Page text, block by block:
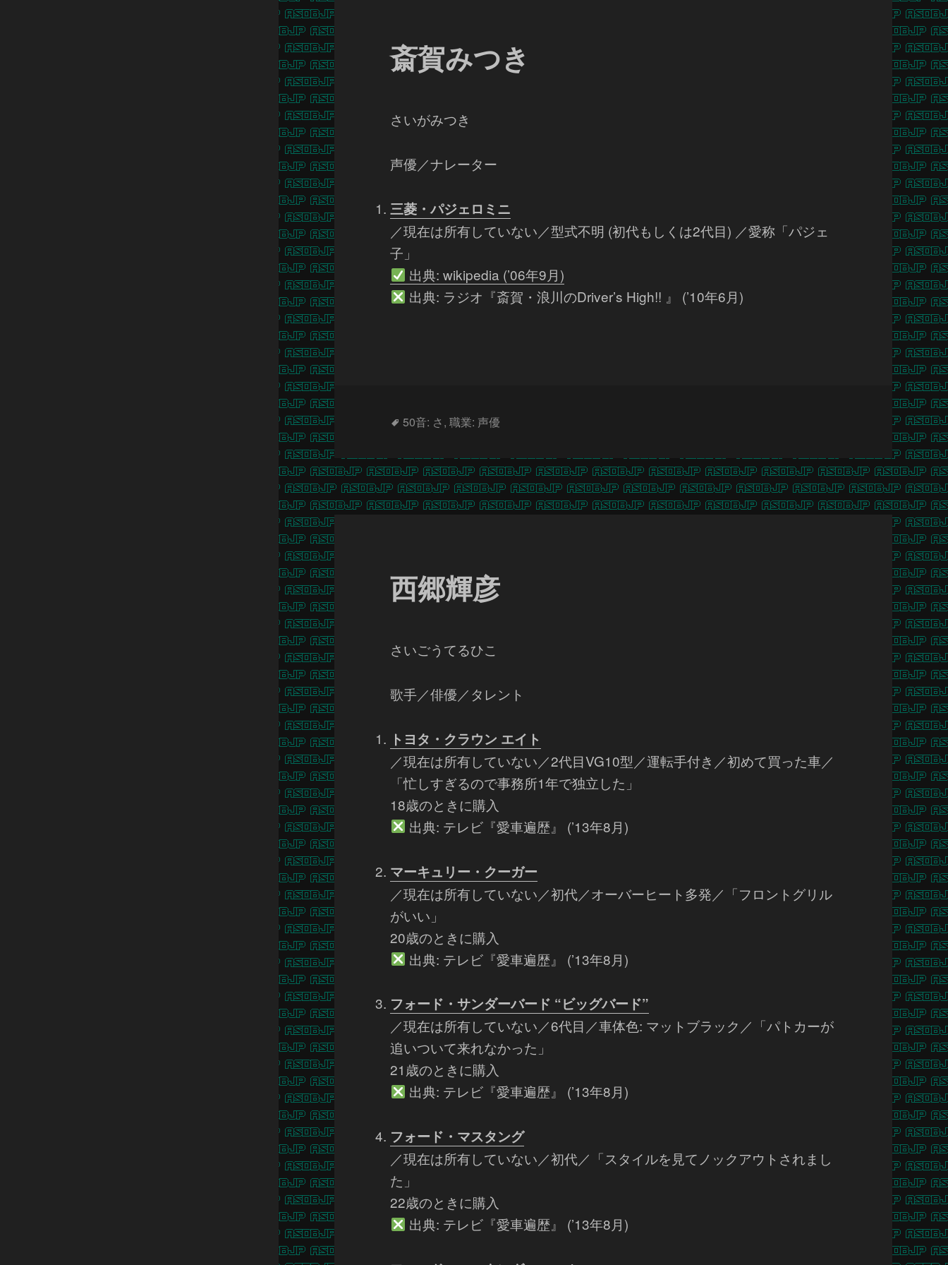
斎賀みつき
さいがみつき
声優／ナレーター
三菱・パジェロミニ
／現在は所有していない／型式不明 (初代もしくは2代目) ／愛称「パジェ
子」
出典: wikipedia (’06年9月)
出典: ラジオ『斎賀・浪川のDriver’s High!! 』 (’10年6月)
タ
50音: さ,職業: 声優
西郷輝彦
さいごうてるひこ
歌手／俳優／タレント
トヨタ・クラウン エイト
／現在は所有していない／2代目VG10型／運転手付き／初めて買った車／
「忙しすぎるので事務所1年で独立した」
18歳のときに購入
出典: テレビ『愛車遍歴』 (’13年8月)
マーキュリー・クーガー
／現在は所有していない／初代／オーバーヒート多発／「フロントグリル
がいい」
20歳のときに購入
出典: テレビ『愛車遍歴』 (’13年8月)
フォード・サンダーバード “ビッグバード”
／現在は所有していない／6代目／車体色: マットブラック／「パトカーが
追いついて来れなかった」
21歳のときに購入
出典: テレビ『愛車遍歴』 (’13年8月)
フォード・マスタング
／現在は所有していない／初代／「スタイルを見てノックアウトされまし
た」
22歳のときに購入
出典: テレビ『愛車遍歴』 (’13年8月)